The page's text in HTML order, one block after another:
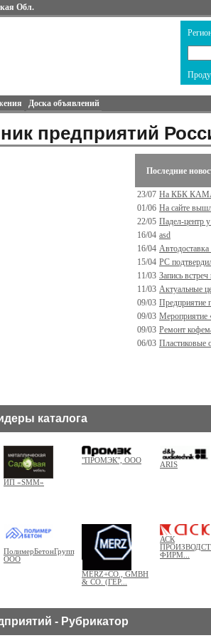
Обл.
Доска объявлений
предприятий
Последние
23/07 На КБК КАМА
01/06 На сайте
22/05 Падел-центр
16/04 asd
16/04
15/04 РС
11/03 Запись
11/03 Актуальные
09/03 Предприятие
09/03 Мероприятие
09/03 Ремонт
06/03 Пластиковые
каталога
ИП «SMM»
"ПРОМЭК", ООО
ARIS
ПолимерБетонГрупп,
ООО
MERZ+CO., GMBH
& CO. (ГЕР...
АСК
ФИРМ...
- Рубрикатор